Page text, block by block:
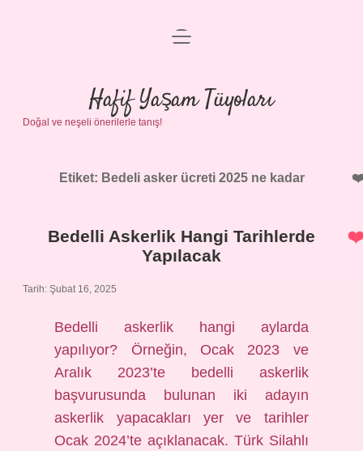
Anasayfa
Gizlilik Politikası
Yasal Uyarı
menüyü
Hafif Yaşam Tüyoları
Doğal ve neşeli önerilerle tanış!
Etiket: Bedeli asker ücreti 2025 ne kadar
Bedelli Askerlik Hangi Tarihlerde
Yapılacak
Tarih: Şubat 16, 2025
Bedelli askerlik hangi aylarda
yapılıyor? Örneğin, Ocak 2023 ve
Aralık 2023’te bedelli askerlik
başvurusunda bulunan iki adayın
askerlik yapacakları yer ve tarihler
Ocak 2024’te açıklanacak. Türk Silahlı